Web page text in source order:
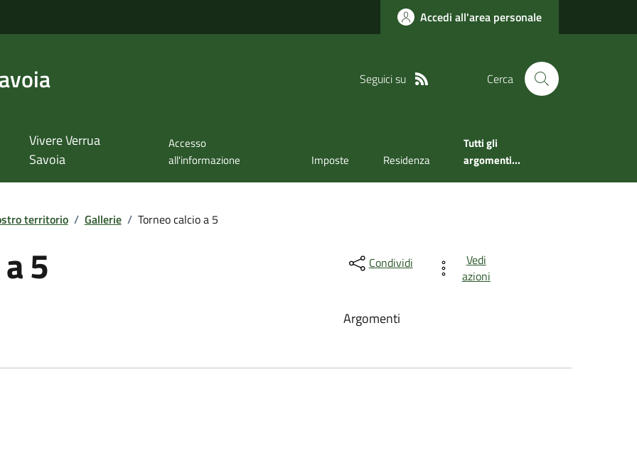
Accedi all'area personale
Seguici su Cerca
Vivere Verrua
Savoia
Accesso
all'informazione
Imposte Residenza
Tutti gli
argomenti...
territorio / Gallerie / Torneo calcio a 5
5 Condividi
Vedi
azioni
Argomenti